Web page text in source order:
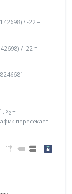
/ -22 =
/ -22 =
x2 =
пересекает